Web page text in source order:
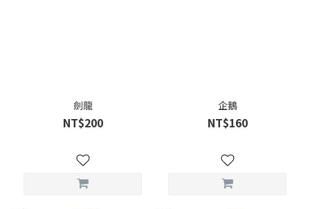
劍龍
NT$200
企鵝
NT$160